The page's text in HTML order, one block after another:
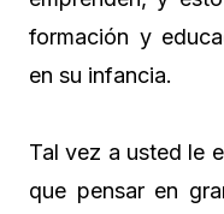
formación y
en su infancia.
Tal vez a usted le
que pensar en